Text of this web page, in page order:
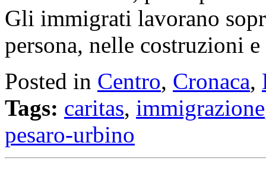
Gli immigrati lavorano
persona, nelle costruzioni
Posted in Centro, Cronaca,
Tags: caritas, immigrazione
pesaro-urbino